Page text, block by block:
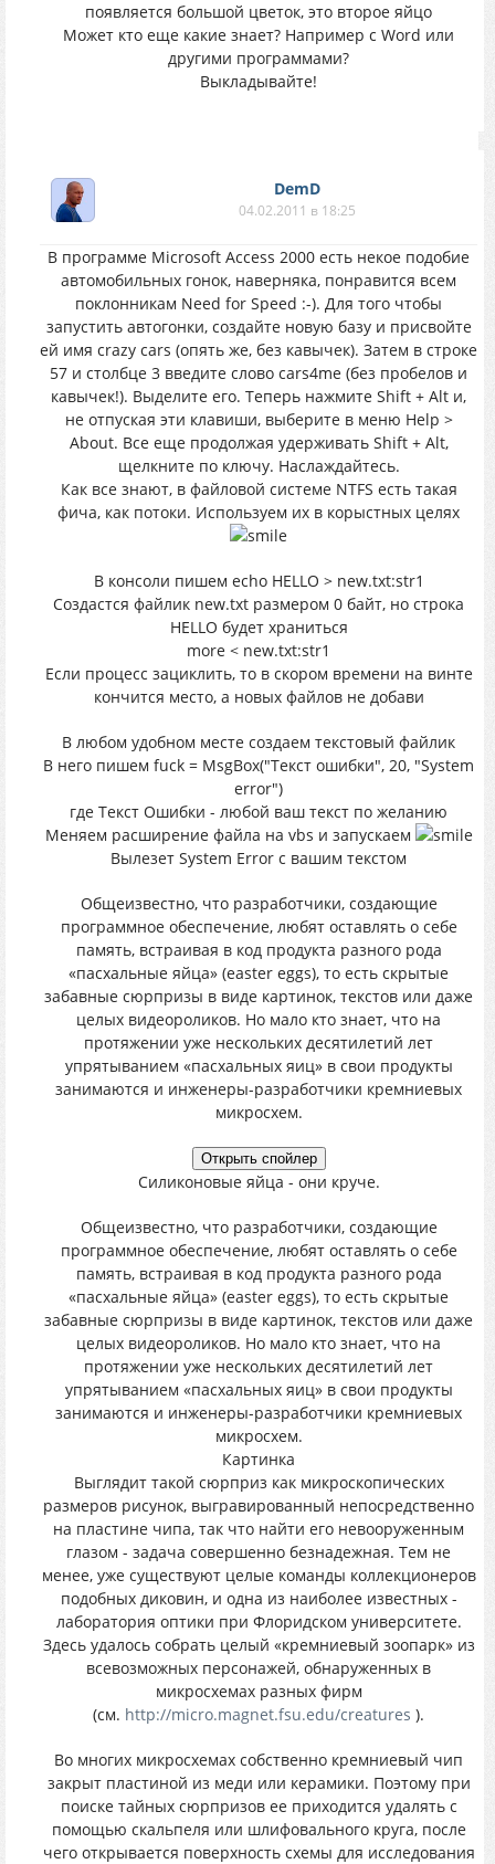
появляется большой цветок, это второе яйцо
Может кто еще какие знает? Например с Word или
другими программами?
Выкладывайте!
DemD
04.02.2011 в 18:25
В программе Microsoft Access 2000 есть некое подобие
автомобильных гонок, наверняка, понравится всем
поклонникам Need for Speed :-). Для того чтобы
запустить автогонки, создайте новую базу и присвойте
ей имя crazy cars (опять же, без кавычек). Затем в строке
57 и столбце 3 введите слово cars4me (без пробелов и
кавычек!). Выделите его. Теперь нажмите Shift + Alt и,
не отпуская эти клавиши, выберите в меню Help >
About. Все еще продолжая удерживать Shift + Alt,
щелкните по ключу. Наслаждайтесь.
Как все знают, в файловой системе NTFS есть такая
фича, как потоки. Используем их в корыстных целях
В консоли пишем echo HELLO > new.txt:str1
Создастся файлик new.txt размером 0 байт, но строка
HELLO будет храниться
more < new.txt:str1
Если процесс зациклить, то в скором времени на винте
кончится место, а новых файлов не добави
В любом удобном месте создаем текстовый файлик
В него пишем fuck = MsgBox("Текст ошибки", 20, "System
error")
где Текст Ошибки - любой ваш текст по желанию
Меняем расширение файла на vbs и запускаем
Вылезет System Error с вашим текстом
Общеизвестно, что разработчики, создающие
программное обеспечение, любят оставлять о себе
память, встраивая в код продукта разного рода
«пасхальные яйца» (easter eggs), то есть скрытые
забавные сюрпризы в виде картинок, текстов или даже
целых видеороликов. Но мало кто знает, что на
протяжении уже нескольких десятилетий лет
упрятыванием «пасхальных яиц» в свои продукты
занимаются и инженеры-разработчики кремниевых
микросхем.
Силиконовые яйца - они круче.
Общеизвестно, что разработчики, создающие
программное обеспечение, любят оставлять о себе
память, встраивая в код продукта разного рода
«пасхальные яйца» (easter eggs), то есть скрытые
забавные сюрпризы в виде картинок, текстов или даже
целых видеороликов. Но мало кто знает, что на
протяжении уже нескольких десятилетий лет
упрятыванием «пасхальных яиц» в свои продукты
занимаются и инженеры-разработчики кремниевых
микросхем.
Картинка
Выглядит такой сюрприз как микроскопических
размеров рисунок, выгравированный непосредственно
на пластине чипа, так что найти его невооруженным
глазом - задача совершенно безнадежная. Тем не
менее, уже существуют целые команды коллекционеров
подобных диковин, и одна из наиболее известных -
лаборатория оптики при Флоридском университете.
Здесь удалось собрать целый «кремниевый зоопарк» из
всевозможных персонажей, обнаруженных в
микросхемах разных фирм
(см. http://micro.magnet.fsu.edu/creatures ).
Во многих микросхемах собственно кремниевый чип
закрыт пластиной из меди или керамики. Поэтому при
поиске тайных сюрпризов ее приходится удалять с
помощью скальпеля или шлифовального круга, после
чего открывается поверхность схемы для исследования